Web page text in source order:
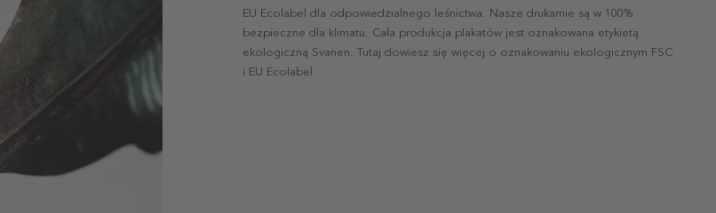
EU Ecolabel dla odpowiedzialnego leśnictwa. Nasze drukarnie są w 100%
bezpieczne dla klimatu. Cała produkcja plakatów jest oznakowana etykietą
ekologiczną Svanen. Tutaj dowiesz się więcej o oznakowaniu ekologicznym FSC
i EU Ecolabel.